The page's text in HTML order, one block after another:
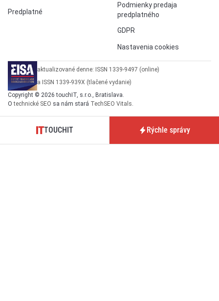
Predplatné
Podmienky predaja
predplatného
GDPR
Nastavenia cookies
aktualizované denne: ISSN 1339-9497 (online)
a ISSN 1339-939X (tlačené vydanie)
Copyright © 2026 touchIT, s.r.o., Bratislava.
Otechnické SEO sa nám stará TechSEO Vitals
TOUCHIT Rýchle správy